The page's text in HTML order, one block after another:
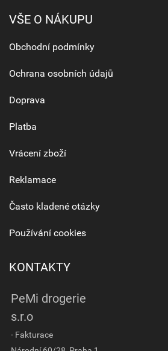
VŠE O NÁKUPU
Obchodní podmínky
Ochrana osobních údajů
Doprava
Platba
Vrácení zboží
Reklamace
Často kladené otázky
Používání cookies
KONTAKTY
PeMi drogerie
s.r.o
- Fakturace